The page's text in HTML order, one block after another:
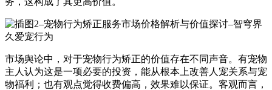
市场舆论中，对于宠物行为矫正的价值存在不同声音。有宠物
主人认为这是一项必要的投资，能从根本上改善人宠关系与宠
物福利；也有观点觉得收费偏高，效果难以保证。客观而言，